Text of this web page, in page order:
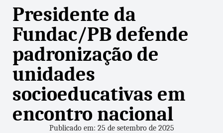
Presidente da
Fundac/PB defende
padronização de
unidades
socioeducativas em
encontro nacional
Publicado em: 25 de setembro de 2025